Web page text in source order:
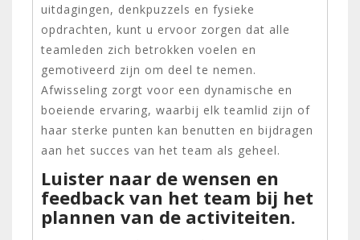
uitdagingen, denkpuzzels en fysieke
opdrachten, kunt u ervoor zorgen dat alle
teamleden zich betrokken voelen en
gemotiveerd zijn om deel te nemen.
Afwisseling zorgt voor een dynamische en
boeiende ervaring, waarbij elk teamlid zijn of
haar sterke punten kan benutten en bijdragen
aan het succes van het team als geheel.
Luister naar de wensen en
feedback van het team bij het
plannen van de activiteiten.